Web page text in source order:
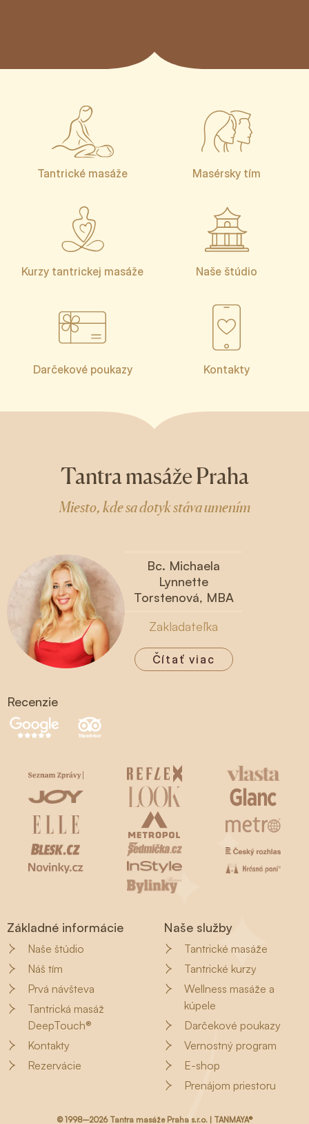
Tantrické masáže Masérsky tím
Kurzy tantrickej masáže Naše štúdio
Darčekové poukazy Kontakty
Tantra masáže Praha
Miesto, kde sa dotyk stáva umením
Bc. Michaela
Lynnette
Torstenová, MBA
Zakladateľka
Čítať viac
Recenzie
Základné informácie
Naše štúdio
Náš tím
Prvá návšteva
Tantrická masáž
DeepTouch®
Kontakty
Rezervácie
Naše služby
Tantrické masáže
Tantrické kurzy
Wellness masáže a
kúpele
Darčekové poukazy
Vernostný program
E-shop
Prenájom priestoru
© 1998–2026 Tantra masáže Praha s.r.o. | TANMAYA®